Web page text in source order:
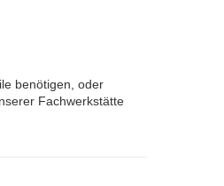
benötigen, oder
Fachwerkstätte